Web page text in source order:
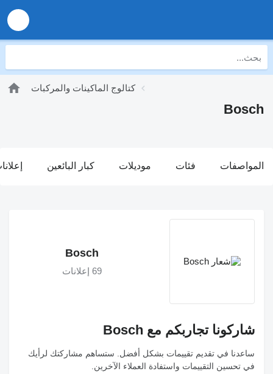
كتالوج الماكينات والمركبات
Bosch
المواصفات فئات موديلات كبار البائعين
Bosch
69 إعلانات
شاركونا تجاربكم مع Bosch
ساعدنا في تقديم تقييمات بشكل أفضل. ستساهم مشاركتك لرأيك
في تحسين التقييمات واستفادة العملاء الآخرين.